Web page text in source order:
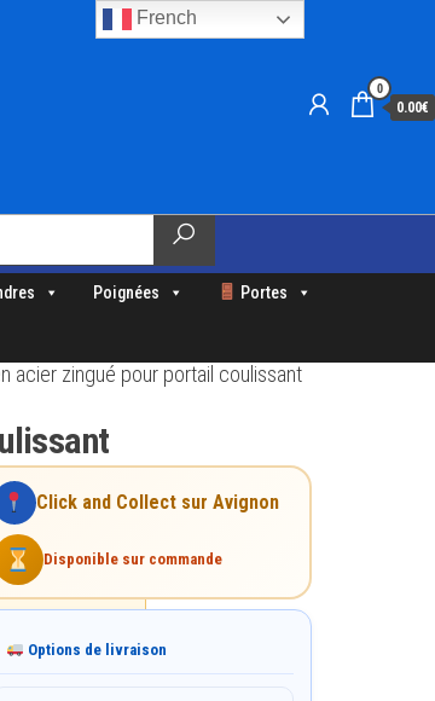
0
0.00€
Poignées Portes
acier zingué pour portail coulissant
Click and Collect sur Avignon
Disponible sur commande
Options de livraison
French